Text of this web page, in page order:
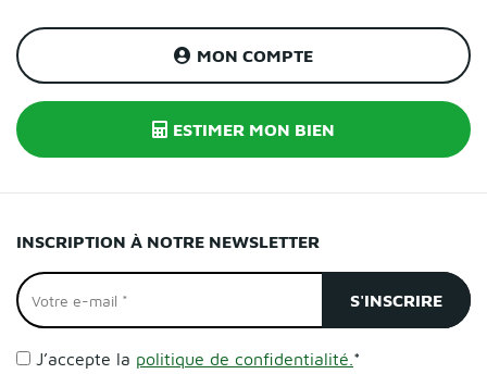
MON COMPTE
ESTIMER MON BIEN
INSCRIPTION À NOTRE NEWSLETTER
J’accepte la politique de confidentialité. *